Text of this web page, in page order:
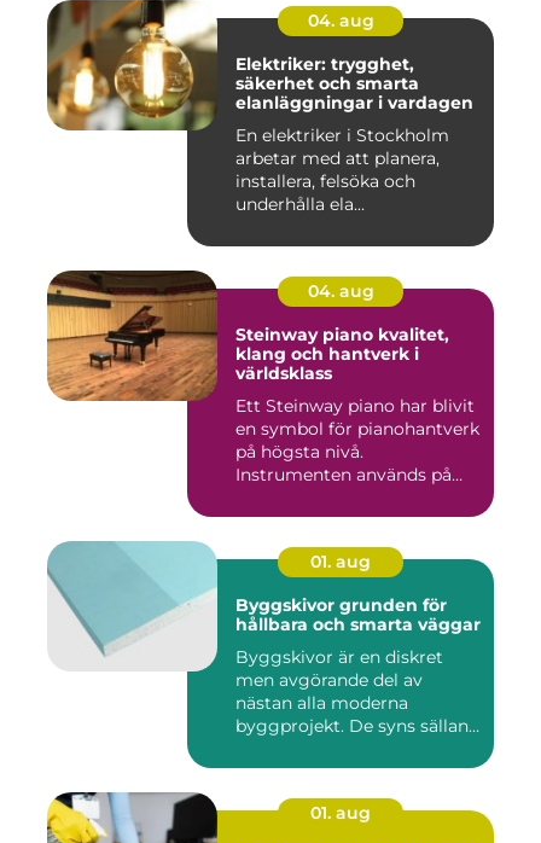
04. aug
Elektriker: trygghet,
säkerhet och smarta
elanläggningar i vardagen
En elektriker i Stockholm
arbetar med att planera,
installera, felsöka och
underhålla ela...
04. aug
Steinway piano kvalitet,
klang och hantverk i
världsklass
Ett Steinway piano har blivit
en symbol för pianohantverk
på högsta nivå.
Instrumenten används på
01. aug
Byggskivor grunden för
hållbara och smarta väggar
Byggskivor är en diskret
men avgörande del av
nästan alla moderna
byggprojekt. De syns sällan
01. aug